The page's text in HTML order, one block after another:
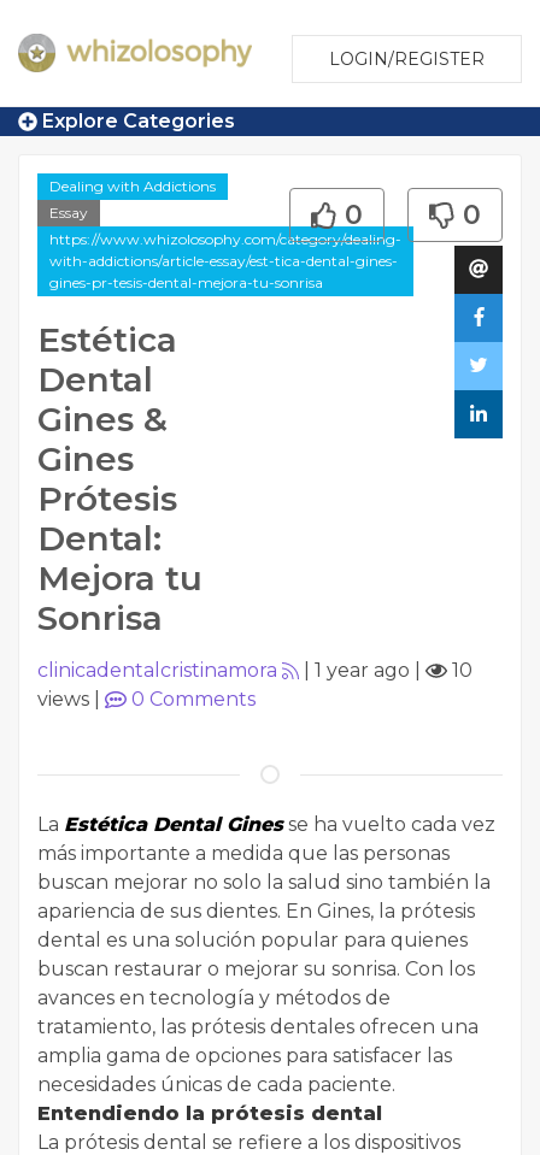
LOGIN/REGISTER
Explore Categories
Dealing with Addictions
Essay
https://www.whizolosophy.com/category/dealing-
with-addictions/article-essay/est-tica-dental-gines-
gines-pr-tesis-dental-mejora-tu-sonrisa
Estética
Dental
Gines &
Gines
Prótesis
Dental:
Mejora tu
Sonrisa
0 0
clinicadentalcristinamora 1 year ago
10
views
0 Comments
La Estética Dental Ginesse ha vuelto cada vez
más importante a medida que las personas
buscan mejorar no solo la salud sino también la
apariencia de sus dientes. En Gines, la prótesis
dental es una solución popular para quienes
buscan restaurar o mejorar su sonrisa. Con los
avances en tecnología y métodos de
tratamiento, las prótesis dentales ofrecen una
amplia gama de opciones para satisfacer las
necesidades únicas de cada paciente.
Entendiendo la prótesis dental
La prótesis dental se refiere a los dispositivos